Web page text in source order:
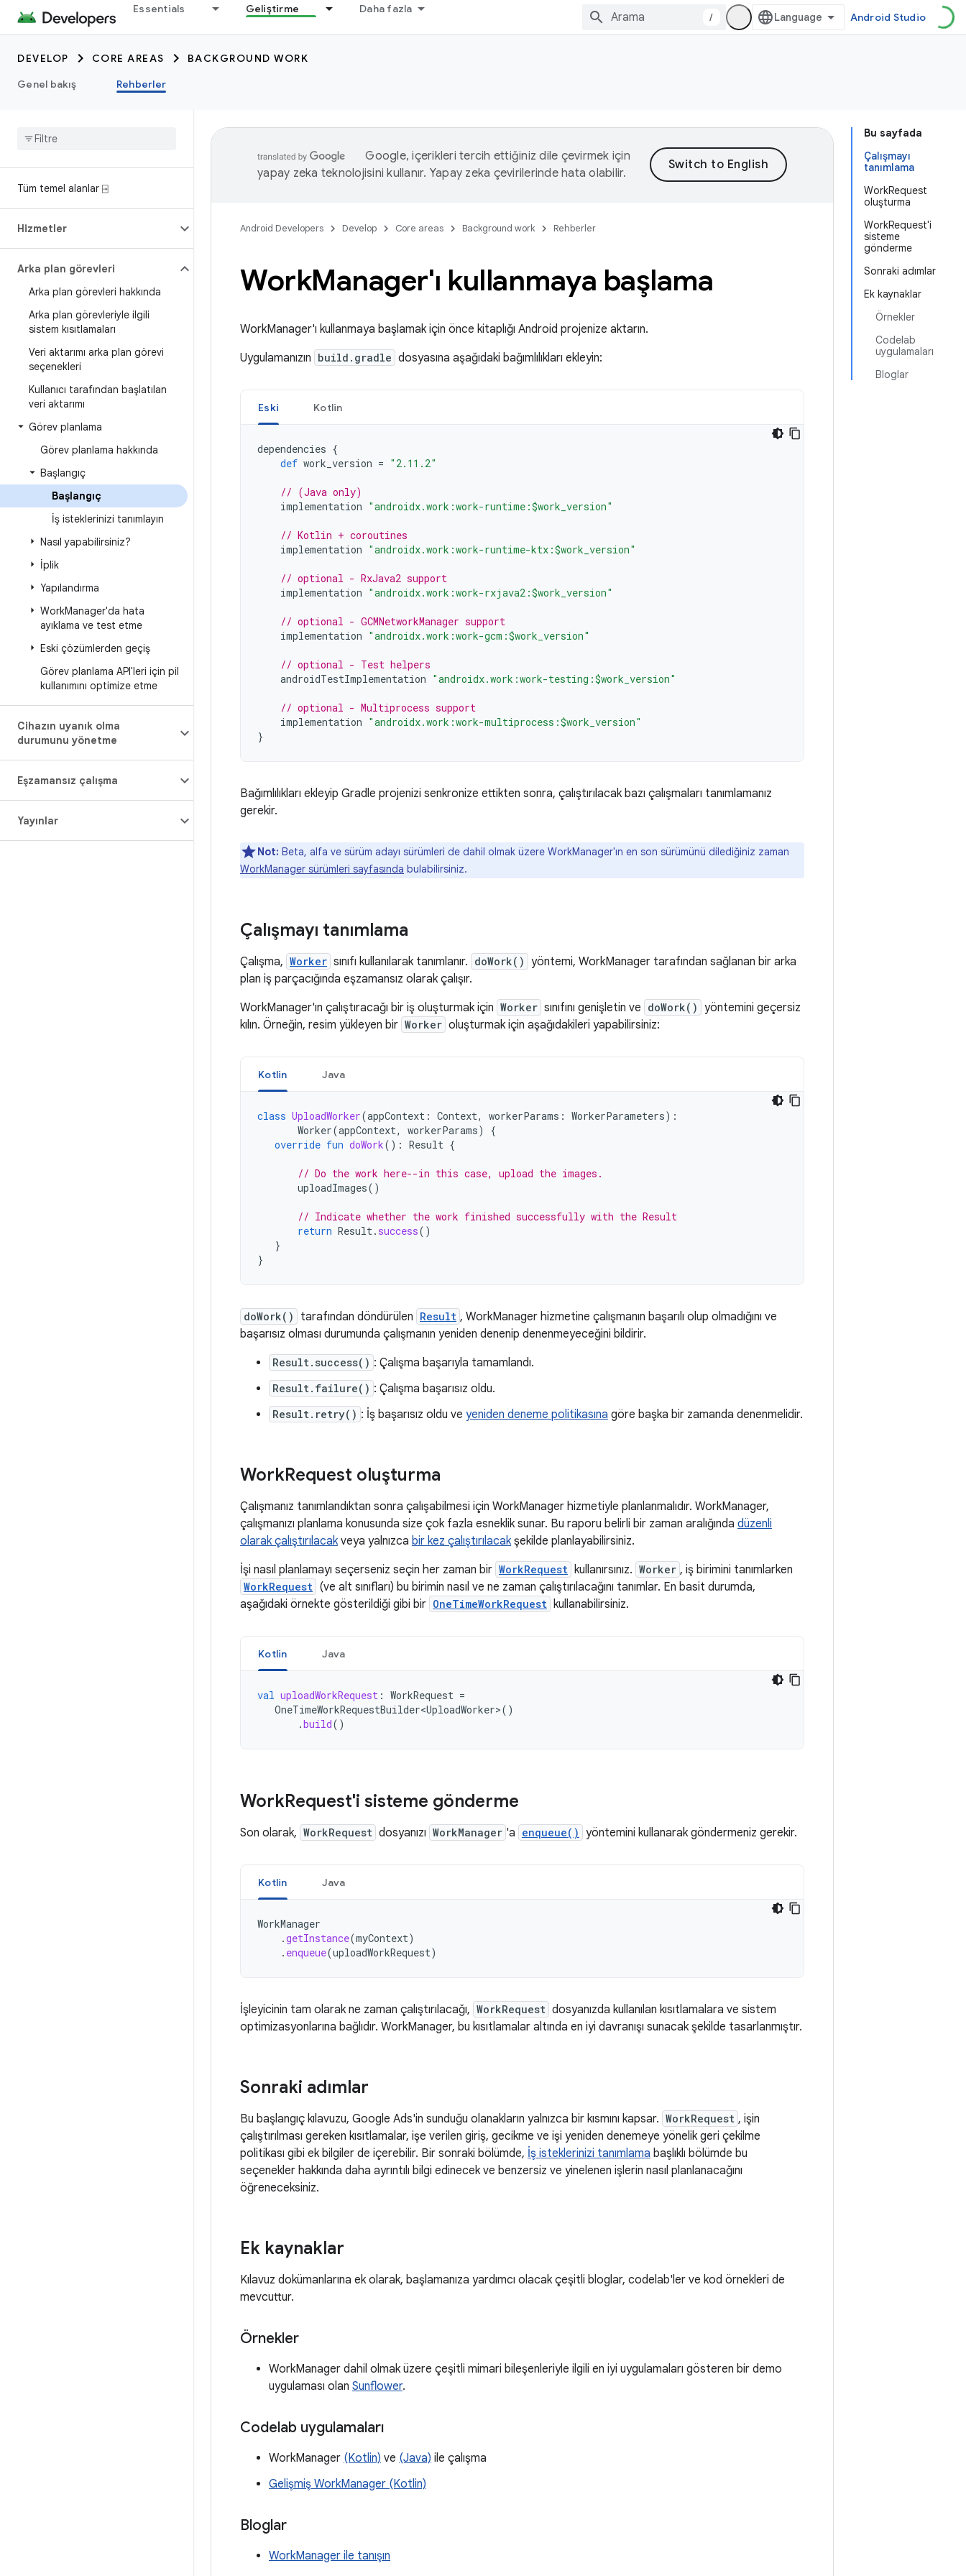
Essentials Geliştirme Daha fazla
/ Android Studio
DEVELOP CORE AREAS
BACKGROUND WORK
Genel bakış
Rehberler
Tüm temel alanlar ⍈
Hizmetler
Arka plan görevleri
Arka plan görevleri hakkında
Arka plan görevleriyle ilgili
sistem kısıtlamaları
Veri aktarımı arka plan görevi
seçenekleri
Kullanıcı tarafından başlatılan
veri aktarımı
Görev planlama
Görev planlama hakkında
Başlangıç
Başlangıç
İş isteklerinizi tanımlayın
Nasıl yapabilirsiniz?
İplik
Yapılandırma
WorkManager'da hata
ayıklama ve test etme
Eski çözümlerden geçiş
Görev planlama API'leri için pil
kullanımını optimize etme
Cihazın uyanık olma
durumunu yönetme
Eşzamansız çalışma
Yayınlar
Bu sayfada
Çalışmayı
tanımlama
WorkRequest
oluşturma
WorkRequest'i
sisteme
gönderme
Sonraki adımlar
Ek kaynaklar
Örnekler
Codelab
uygulamaları
Bloglar
Google, içerikleri tercih ettiğiniz dile çevirmek için
yapay zeka teknolojisini kullanır. Yapay zeka çevirilerinde hata olabilir.
Android Developers Develop Core areas Background work Rehberler
WorkManager'ı kullanmaya başlama
WorkManager'ı kullanmaya başlamak için önce kitaplığı Android projenize aktarın.
Uygulamanızın build.gradle dosyasına aşağıdaki bağımlılıkları ekleyin:
Eski Kotlin
dependencies {
def work_version = "2.11.2"
// (Java only)
implementation "androidx.work:work-runtime:$work_version"
// Kotlin + coroutines
implementation "androidx.work:work-runtime-ktx:$work_version"
// optional - RxJava2 support
implementation "androidx.work:work-rxjava2:$work_version"
// optional - GCMNetworkManager support
implementation "androidx.work:work-gcm:$work_version"
// optional - Test helpers
androidTestImplementation "androidx.work:work-testing:$work_version"
// optional - Multiprocess support
implementation "androidx.work:work-multiprocess:$work_version"
}
Bağımlılıkları ekleyip Gradle projenizi senkronize ettikten sonra, çalıştırılacak bazı çalışmaları tanımlamanız
gerekir.
Not: Beta, alfa ve sürüm adayı sürümleri de dahil olmak üzere WorkManager'ın en son sürümünü dilediğiniz zaman
WorkManager sürümleri sayfasında bulabilirsiniz.
Çalışmayı tanımlama
Çalışma, Worker sınıfı kullanılarak tanımlanır. doWork() yöntemi, WorkManager tarafından sağlanan bir arka
plan iş parçacığında eşzamansız olarak çalışır.
WorkManager'ın çalıştıracağı bir iş oluşturmak için Worker sınıfını genişletin ve doWork() yöntemini geçersiz
kılın. Örneğin, resim yükleyen bir Worker oluşturmak için aşağıdakileri yapabilirsiniz:
Kotlin Java
class UploadWorker(appContext : Context, workerParams : WorkerParameters):
Worker(appContext, workerParams)
{
override fun doWork(): Result {
// Do the work here--in this case, upload the images.
uploadImages()
// Indicate whether the work finished successfully with the Result
return Result. success()
}
}
doWork() tarafından döndürülen Result , WorkManager hizmetine çalışmanın başarılı olup olmadığını ve
başarısız olması durumunda çalışmanın yeniden denenip denenmeyeceğini bildirir.
Result.success() : Çalışma başarıyla tamamlandı.
Result.failure() : Çalışma başarısız oldu.
Result.retry() : İş başarısız oldu ve yeniden deneme politikasına göre başka bir zamanda denenmelidir.
WorkRequest oluşturma
Çalışmanız tanımlandıktan sonra çalışabilmesi için WorkManager hizmetiyle planlanmalıdır. WorkManager,
çalışmanızı planlama konusunda size çok fazla esneklik sunar. Bu raporu belirli bir zaman aralığında düzenli
olarak çalıştırılacakveya yalnızca bir kez çalıştırılacakşekilde planlayabilirsiniz.
İşi nasıl planlamayı seçerseniz seçin her zaman bir WorkRequest kullanırsınız. Worker , iş birimini tanımlarken
WorkRequest (ve alt sınıfları) bu birimin nasıl ve ne zaman çalıştırılacağını tanımlar. En basit durumda,
aşağıdaki örnekte gösterildiği gibi bir OneTimeWorkRequest kullanabilirsiniz.
Kotlin Java
val uploadWorkRequest : WorkRequest =
OneTimeWorkRequestBuilder<UploadWorker>()
.build()
WorkRequest'i sisteme gönderme
Son olarak, WorkRequest dosyanızı WorkManager 'a enqueue() yöntemini kullanarak göndermeniz gerekir.
Kotlin Java
WorkManager
.getInstance(myContext)
. enqueue(uploadWorkRequest)
İşleyicinin tam olarak ne zaman çalıştırılacağı, WorkRequest dosyanızda kullanılan kısıtlamalara ve sistem
optimizasyonlarına bağlıdır. WorkManager, bu kısıtlamalar altında en iyi davranışı sunacak şekilde tasarlanmıştır.
Sonraki adımlar
Bu başlangıç kılavuzu, Google Ads'in sunduğu olanakların yalnızca bir kısmını kapsar. WorkRequest , işin
çalıştırılması gereken kısıtlamalar, işe verilen giriş, gecikme ve işi yeniden denemeye yönelik geri çekilme
politikası gibi ek bilgiler de içerebilir. Bir sonraki bölümde, İş isteklerinizi tanımlama başlıklı bölümde bu
seçenekler hakkında daha ayrıntılı bilgi edinecek ve benzersiz ve yinelenen işlerin nasıl planlanacağını
öğreneceksiniz.
Ek kaynaklar
Kılavuz dokümanlarına ek olarak, başlamanıza yardımcı olacak çeşitli bloglar, codelab'ler ve kod örnekleri de
mevcuttur.
Örnekler
WorkManager dahil olmak üzere çeşitli mimari bileşenleriyle ilgili en iyi uygulamaları gösteren bir demo
uygulaması olan Sunflower.
Codelab uygulamaları
WorkManager (Kotlin) ve (Java) ile çalışma
Gelişmiş WorkManager (Kotlin)
Bloglar
WorkManager ile tanışın